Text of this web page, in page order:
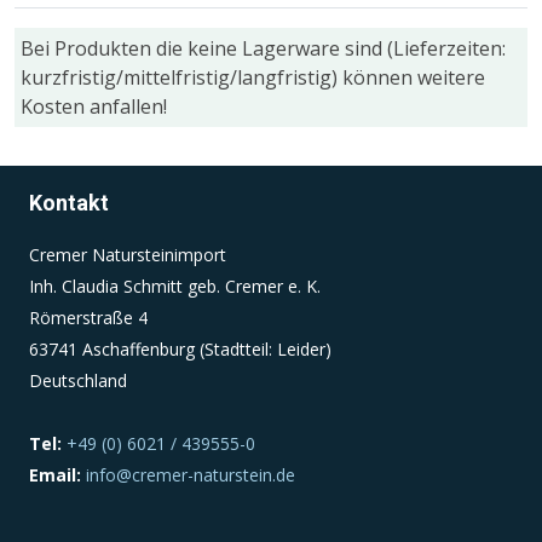
Bei Produkten die keine Lagerware sind (Lieferzeiten:
kurzfristig/mittelfristig/langfristig) können weitere
Kosten anfallen!
Kontakt
Cremer Natursteinimport
Inh. Claudia Schmitt geb. Cremer e. K.
Römerstraße 4
63741 Aschaffenburg (Stadtteil: Leider)
Deutschland
Tel: +49 (0) 6021 / 439555-0
Email: info@cremer-naturstein.de
Einverständnis-Cookie
Name:
Dieser Cookie speichert die ausgewählten
Cookie Laufzeit:
1 Jahr